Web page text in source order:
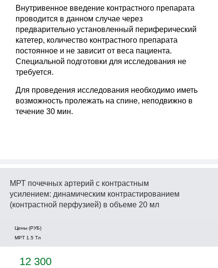
Внутривенное введение контрастного препарата
проводится в данном случае через
предварительно установленный периферический
катетер, количество контрастного препарата
постоянное и не зависит от веса пациента.
Специальной подготовки для исследования не
требуется.
Для проведения исследования необходимо иметь
возможность пролежать на спине, неподвижно в
течение 30 мин.
МРТ почечных артерий с контрастным
усилением: динамическим контрастированием
(контрастной перфузией) в объеме 20 мл
Цены (РУБ)
МРТ 1.5 Tл
12 300